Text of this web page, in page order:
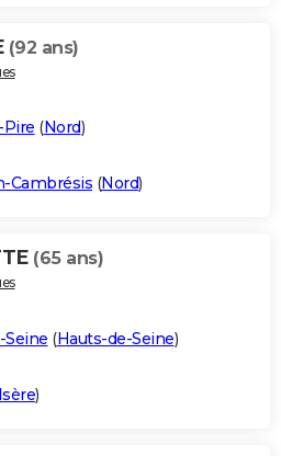
(92 ans)
Pire (Nord)
Cambrésis (Nord)
(65 ans)
Seine (Hauts-de-Seine)
)